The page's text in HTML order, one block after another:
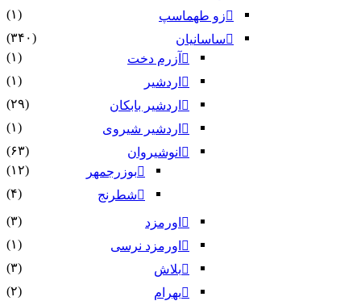
زو طهماسپ‏
(۱)
ساسانیان
(۳۴۰)
آزرم دخت
(۱)
اردشیر
(۱)
اردشیر بابکان
(۲۹)
اردشیر شیروی
(۱)
انوشیروان
(۶۳)
بوزرجمهر
(۱۲)
شطرنج
(۴)
اورمزد
(۳)
اورمزد نرسى‏
(۱)
بلاش
(۳)
بهرام
(۲)